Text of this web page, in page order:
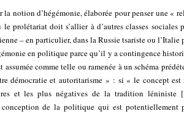
la notion d’hégémonie, élaborée pour penser une «
prolétariat doit s’allier à d’autres classes sociales
– en particulier, dans la Russie tsariste ou l’Italie
en politique parce qu’il y a contingence
comme telle ou ramenée à un schéma
démocratie et autoritarisme » : si « le concept
et les plus négatives de la tradition léniniste
de la politique qui est potentiellement